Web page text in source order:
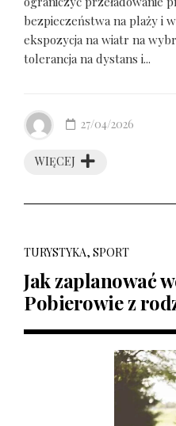
bezpieczeństwa na plaży i
ekspozycja na wiatr na
tolerancja na dystans i...
WIĘCEJ
27/04/2026
TURYSTYKA, SPORT
Jak zaplanować
Pobierowie z